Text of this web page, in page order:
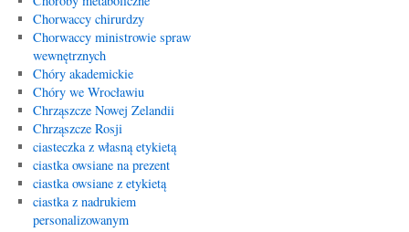
Chorwaccy chirurdzy
Chorwaccy ministrowie spraw
wewnętrznych
Chóry akademickie
Chóry we Wrocławiu
Chrząszcze Nowej Zelandii
Chrząszcze Rosji
ciasteczka z własną etykietą
ciastka owsiane na prezent
ciastka owsiane z etykietą
ciastka z nadrukiem
personalizowanym